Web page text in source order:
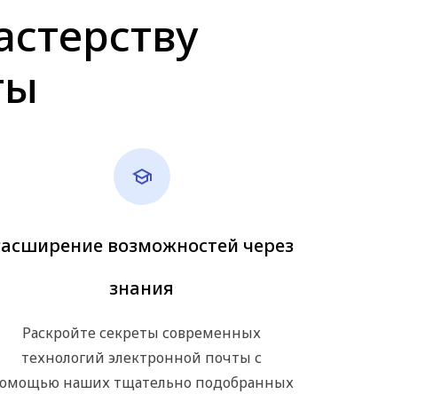
возможностей через
знания
Раскройте секреты современных
технологий электронной почты с
наших тщательно подобранных